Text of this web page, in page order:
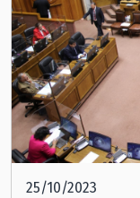
25/10/2023